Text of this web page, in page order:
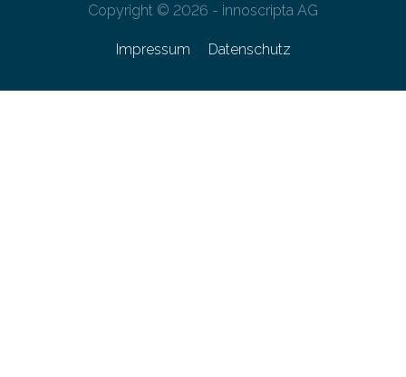
Copyright © 2026 - innoscripta AG
Impressum Datenschutz